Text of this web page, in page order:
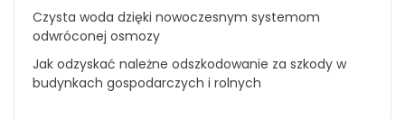
Czysta woda dzięki nowoczesnym systemom
odwróconej osmozy
Jak odzyskać należne odszkodowanie za szkody w
budynkach gospodarczych i rolnych